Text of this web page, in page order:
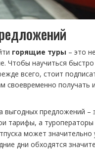
горящие туры – это
Чтобы научиться быстро
всего, стоит
своевременно получать
предложений –
тарифы, а туроператоры
может
дни обходятся